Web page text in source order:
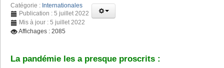
Catégorie : Internationales
Publication : 5 juillet 2022
Mis à jour : 5 juillet 2022
Affichages : 2085
La pandémie les a presque proscrits :